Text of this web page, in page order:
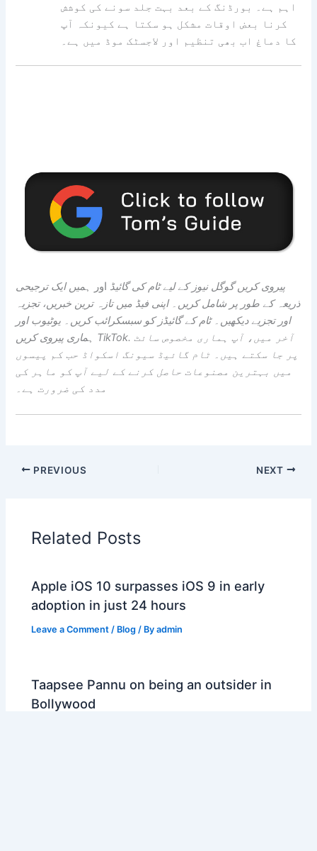
اہم ہے۔ بورڈنگ کے بعد بہت جلد سونے کی کوشش
کرنا بعض اوقات مشکل ہو سکتا ہے کیونکہ آپ
کا دماغ اب بھی تنظیم اور لاجسٹک موڈ میں ہے۔
پیروی کریںگوگل نیوز کے لیے ٹام کی گائیڈ اور
ہمیں ایک ترجیحی
ذریعہ کے طور پر شامل کریں۔ اپنی فیڈ میں تازہ ترین خبریں، تجزیہ
اور تجزیے دیکھیں۔ ٹام کے گائیڈز کو سبسکرائب کریں۔ یوٹیوباور
TikTok. آخر میں، آپ ہماری مخصوص سائٹ
پر جا سکتے ہیں۔ ٹام گائیڈ سیونگ اسکواڈ حبکم پیسوں
میں بہترین مصنوعات حاصل کرنے کے لیے آپ کو ماہر کی
مدد کی ضرورت ہے۔
PREVIOUS NEXT
Related Posts
Apple iOS 10 surpasses iOS 9 in early
adoption in just 24 hours
Leave a Comment / Blog / Byadmin
Taapsee Pannu on being an outsider in
Bollywood